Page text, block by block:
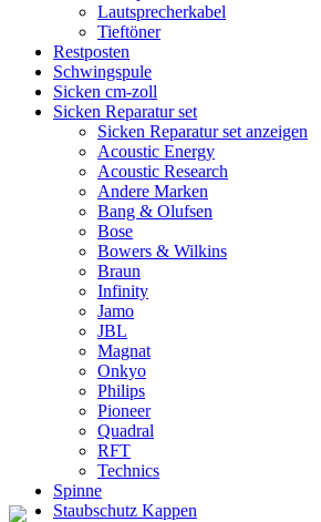
Lautsprecherkabel
Tieftöner
Restposten
Schwingspule
Sicken cm-zoll
Sicken Reparatur set
Sicken Reparatur set anzeigen
Acoustic Energy
Acoustic Research
Andere Marken
Bang & Olufsen
Bose
Bowers & Wilkins
Braun
Infinity
Jamo
JBL
Magnat
Onkyo
Philips
Pioneer
Quadral
RFT
Technics
Spinne
Staubschutz Kappen